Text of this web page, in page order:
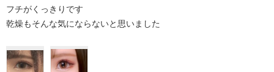
フチがくっきりです
乾燥もそんな気にならないと思いました